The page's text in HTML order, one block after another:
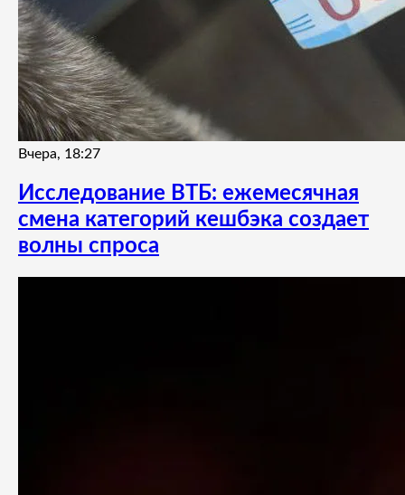
Вчера, 18:27
Исследование ВТБ: ежемесячная
смена категорий кешбэка создает
волны спроса